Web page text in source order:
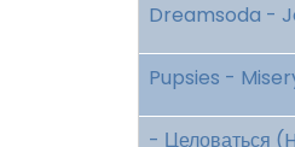
Dreamsoda -
Pupsies -
- Целоваться